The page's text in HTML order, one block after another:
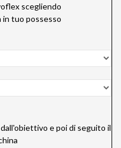
scegliendo
in tuo possesso
e poi di seguito il